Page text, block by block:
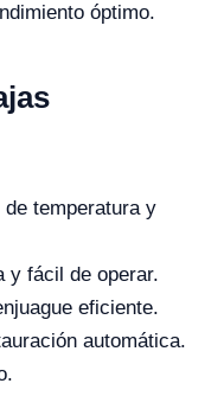
óptimo.
temperatura y
y fácil de operar.
eficiente.
automática.